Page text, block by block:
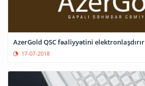
AzerGold QSC fəaliyyətini elektronlaşdırır
17-07-2018